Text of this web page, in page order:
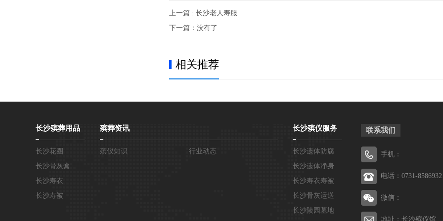
上一篇 : 长沙老人寿服
下一篇：没有了
相关推荐
长沙殡葬用品
长沙花圈
长沙骨灰盒
长沙寿衣
长沙寿被
殡葬资讯
殡仪知识 行业动态
长沙殡仪服务
长沙遗体防腐
长沙遗体净身
长沙寿衣寿被
长沙骨灰运送
长沙陵园墓地
联系我们
手机：
电话：0731-
微信：
地址：长沙殡仪馆